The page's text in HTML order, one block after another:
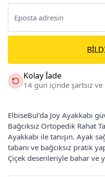
Kolay İade
14 gün içinde şartsız
ElbiseBul'da Joy Ayakkabı
Bağcıksız Ortopedik Rahat
Ayakkabı ile tanışın. Ayak
tabanı ve bağcıksız pratik
Çiçek desenleriyle bahar ve